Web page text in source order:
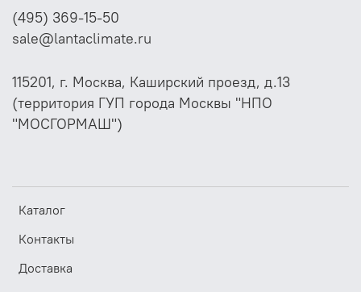
Каталог
Контакты
Доставка
(495) 369-15-50
sale@lantaclimate.ru
115201, г. Москва, Каширский проезд, д.13
(территория ГУП города Москвы "НПО
"МОСГОРМАШ")